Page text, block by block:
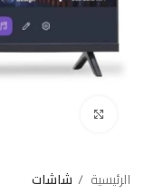
الرئيسية شاشات